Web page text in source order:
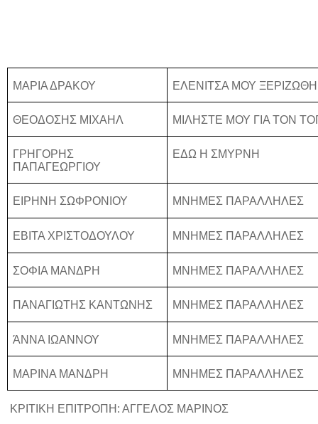
ΜΑΡΙΑ ΔΡΑΚΟΥ ΕΛΕΝΙΤΣΑ ΜΟΥ
ΘΕΟΔΟΣΗΣ ΜΙΧΑΗΛ ΜΙΛΗΣΤΕ ΜΟΥ ΓΙΑ ΤΟΝ
ΓΡΗΓΟΡΗΣ
ΠΑΠΑΓΕΩΡΓΙΟΥ
ΕΔΩ Η ΣΜΥΡΝΗ
ΕΙΡΗΝΗ ΣΩΦΡΟΝΙΟΥ ΜΝΗΜΕΣ ΠΑΡΑΛΛΗΛΕΣ
ΕΒΙΤΑ ΧΡΙΣΤΟΔΟΥΛΟΥ ΜΝΗΜΕΣ ΠΑΡΑΛΛΗΛΕΣ
ΣΟΦΙΑ ΜΑΝΔΡΗ ΜΝΗΜΕΣ ΠΑΡΑΛΛΗΛΕΣ
ΠΑΝΑΓΙΩΤΗΣ ΚΑΝΤΩΝΗΣ ΜΝΗΜΕΣ ΠΑΡΑΛΛΗΛΕΣ
ΆΝΝΑ ΙΩΑΝΝΟΥ ΜΝΗΜΕΣ ΠΑΡΑΛΛΗΛΕΣ
ΜΑΡΙΝΑ ΜΑΝΔΡΗ ΜΝΗΜΕΣ ΠΑΡΑΛΛΗΛΕΣ
ΚΡΙΤΙΚΗ ΕΠΙΤΡΟΠΗ: ΑΓΓΕΛΟΣ ΜΑΡΙΝΟΣ